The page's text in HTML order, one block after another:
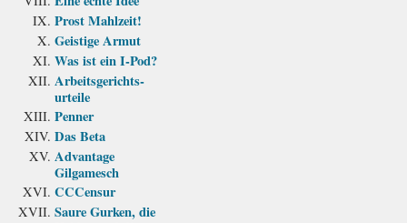
Prost Mahlzeit!
Geistige Armut
Was ist ein I-Pod?
Arbeits­gerichts­
urteile
Penner
Das Beta
Advantage
Gilgamesch
CCCensur
Saure Gurken, die